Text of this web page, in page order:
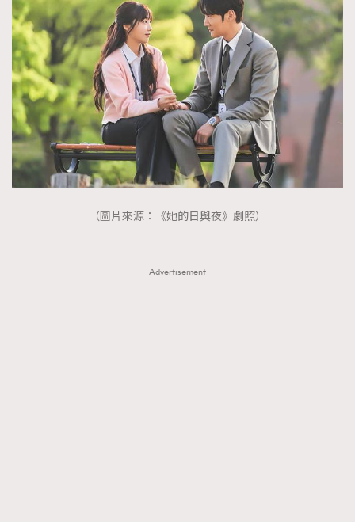
（圖片來源：《她的日與夜》劇照）
Advertisement